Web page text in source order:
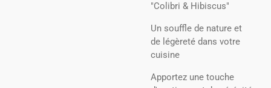
"Colibri & Hibiscus"
​Un souffle de nature et
de légèreté dans votre
cuisine
​Apportez une touche